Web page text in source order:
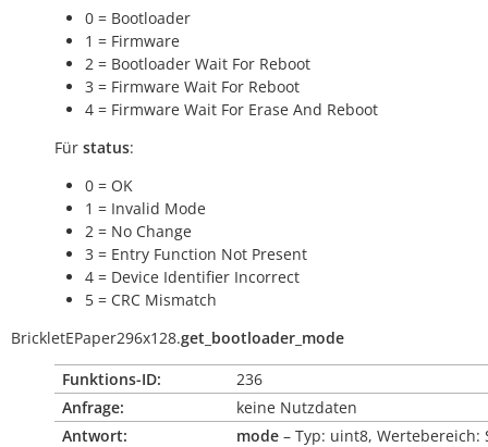
0 = Bootloader
1 = Firmware
2 = Bootloader Wait For Reboot
3 = Firmware Wait For Reboot
4 = Firmware Wait For Erase And Reboot
Für status:
0 = OK
1 = Invalid Mode
2 = No Change
3 = Entry Function Not Present
4 = Device Identifier Incorrect
5 = CRC Mismatch
BrickletEPaper296x128.get_bootloader_mode
Funktions-ID:
236
Anfrage:
keine Nutzdaten
Antwort:
mode – Typ: uint8, Wertebereich: